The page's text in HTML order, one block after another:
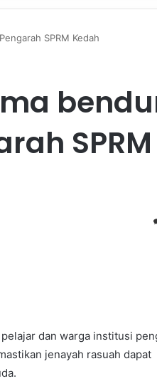
SPRM Kedah
SPRM
dan warga institusi
jenayah rasuah dapat